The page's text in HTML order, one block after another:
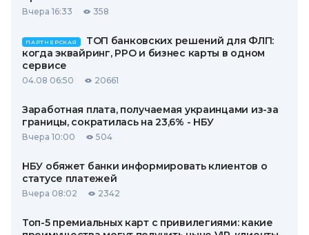
Вчера 16:33 358
ПАРТНЕРСКАЯ
ТОП банковских решений для ФЛП:
когда эквайринг, РРО и бизнес карты в одном
сервисе
04.08 06:50 20661
Заработная плата, получаемая украинцами из-за
границы, сократилась на 23,6% - НБУ
Вчера 10:00 504
НБУ обяжет банки информировать клиентов о
статусе платежей
Вчера 08:02 2342
Топ-5 премиальных карт с привилегиями: какие